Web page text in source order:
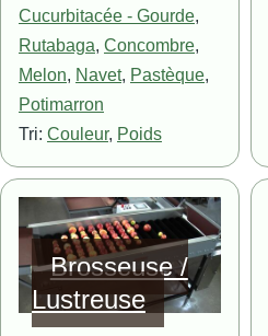
Cucurbitacée - Gourde,
Rutabaga, Concombre,
Melon, Navet, Pastèque,
Potimarron
Tri: Couleur, Poids
Image
Brosseuse /
Lustreuse